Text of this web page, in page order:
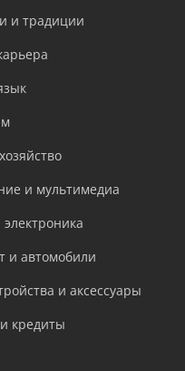
и традиции
и мультимедиа
и автомобили
и аксессуары
кредиты